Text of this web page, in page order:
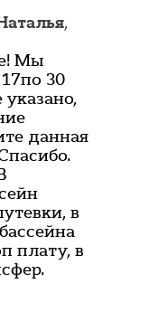
,
Мы
30
данная
в
плату, в